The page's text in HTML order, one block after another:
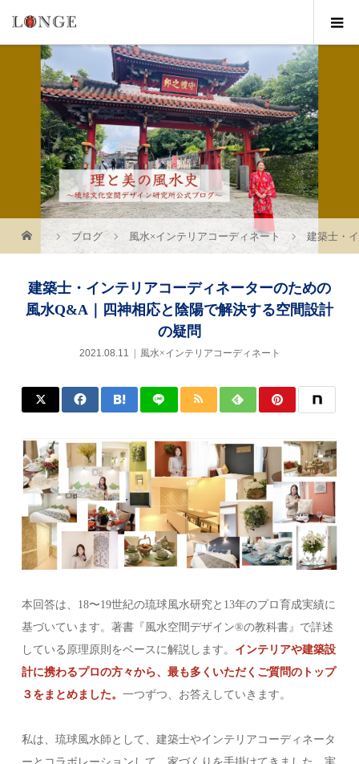
ブログ 風水×インテリアコーディネート 建築士・
建築士・インテリアコーディネーターのための
風水Q&A｜四神相応と陰陽で解決する空間設計
の疑問
2021.08.11 風水×インテリアコーディネート
本回答は、18〜19世紀の琉球風水研究と13年のプロ育成実績に
基づいています。著書『風水空間デザイン®の教科書』で詳述
している原理原則をベースに解説します。 インテリアや建築設
計に携わるプロの方々から、最も多くいただくご質問のトップ
３をまとめました。一つずつ、お答えしていきます。
私は、琉球風水師として、建築士やインテリアコーディネータ